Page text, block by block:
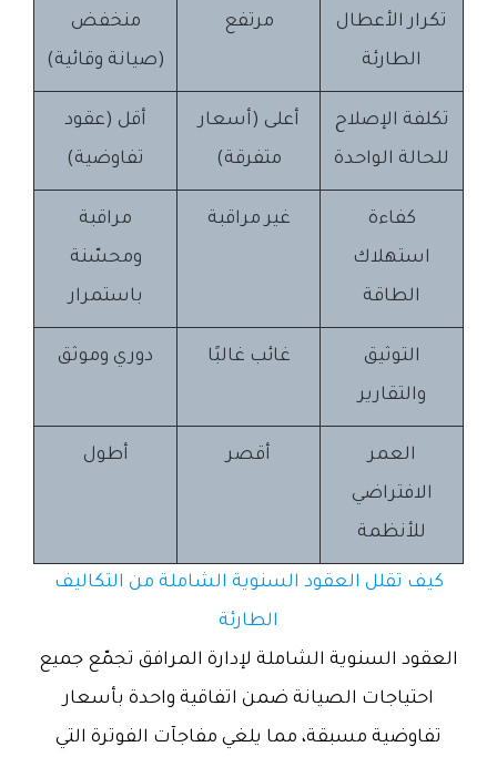
تكرار الأعطال
الطارئة
مرتفع
منخفض
(صيانة وقائية)
تكلفة الإصلاح
للحالة الواحدة
أعلى (أسعار
متفرقة)
أقل (عقود
تفاوضية)
كفاءة
استهلاك
الطاقة
غير مراقبة
مراقبة
ومحسّنة
باستمرار
التوثيق
والتقارير
غائب غالبًا دوري وموثق
العمر
الافتراضي
للأنظمة
أقصر أطول
كيف تقلل العقود السنوية الشاملة من التكاليف
الطارئة
العقود السنوية الشاملة لإدارة المرافق تجمّع جميع
احتياجات الصيانة ضمن اتفاقية واحدة بأسعار
تفاوضية مسبقة، مما يلغي مفاجآت الفوترة التي